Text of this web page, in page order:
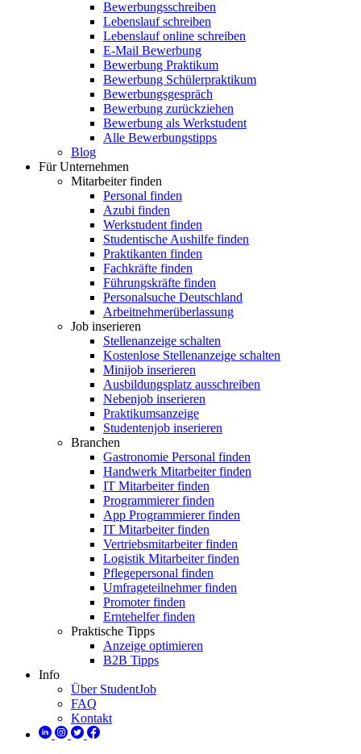
Bewerbungsschreiben
Lebenslauf schreiben
Lebenslauf online schreiben
E-Mail Bewerbung
Bewerbung Praktikum
Bewerbung Schülerpraktikum
Bewerbungsgespräch
Bewerbung zurückziehen
Bewerbung als Werkstudent
Alle Bewerbungstipps
Blog
Für Unternehmen
Mitarbeiter finden
Personal finden
Azubi finden
Werkstudent finden
Studentische Aushilfe finden
Praktikanten finden
Fachkräfte finden
Führungskräfte finden
Personalsuche Deutschland
Arbeitnehmerüberlassung
Job inserieren
Stellenanzeige schalten
Kostenlose Stellenanzeige schalten
Minijob inserieren
Ausbildungsplatz ausschreiben
Nebenjob inserieren
Praktikumsanzeige
Studentenjob inserieren
Branchen
Gastronomie Personal finden
Handwerk Mitarbeiter finden
IT Mitarbeiter finden
Programmierer finden
App Programmierer finden
IT Mitarbeiter finden
Vertriebsmitarbeiter finden
Logistik Mitarbeiter finden
Pflegepersonal finden
Umfrageteilnehmer finden
Promoter finden
Erntehelfer finden
Praktische Tipps
Anzeige optimieren
B2B Tipps
Info
Über StudentJob
FAQ
Kontakt